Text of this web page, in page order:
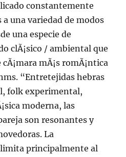
constantemente
una variedad de modos
una especie de
clÃ¡sico / ambiental que
mÃ¡s romÃ¡ntica
“Entretejidas hebras
folk experimental,
moderna, las
son resonantes y
La
principalmente al